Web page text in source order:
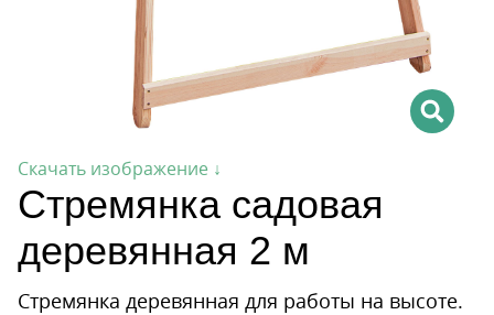
Скачать изображение ↓
Стремянка садовая
деревянная 2 м
Стремянка деревянная для работы на высоте.